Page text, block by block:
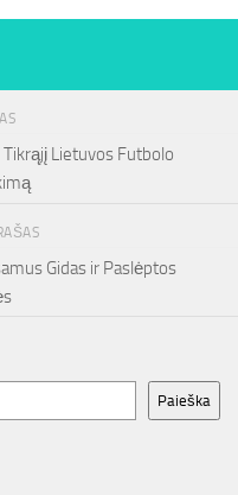
Lietuvos Futbolo
Gidas ir Paslėptos
Paieška